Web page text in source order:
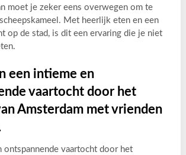
moet je zeker eens overwegen om te
Met heerlijk eten en een
op de stad, is dit een ervaring die je niet
een intieme en
vaartocht door het
Amsterdam met vrienden
ontspannende vaartocht door het